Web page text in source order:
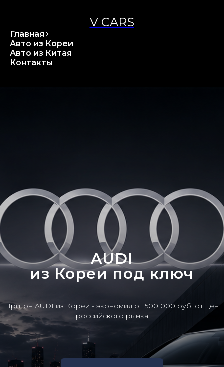
V CARS
Главная
Авто из Кореи
Авто из Китая
Контакты
AUDI
из Кореи под ключ
Пригон AUDI из Кореи - экономия от 500 000 руб. от цен
российского рынка